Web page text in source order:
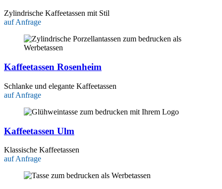
Zylindrische Kaffeetassen mit Stil
auf Anfrage
Kaffeetassen Rosenheim
Schlanke und elegante Kaffeetassen
auf Anfrage
Kaffeetassen Ulm
Klassische Kaffeetassen
auf Anfrage